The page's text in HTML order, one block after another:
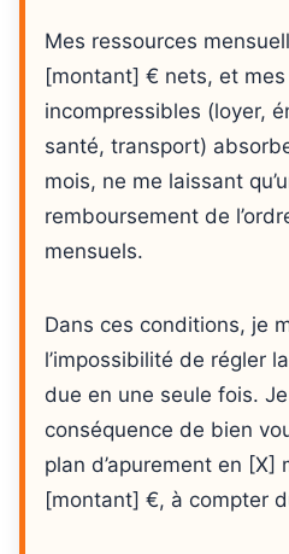
Mes ressources
[montant] € nets, et mes
incompressibles (loyer,
santé, transport)
mois, ne me laissant
remboursement de
mensuels.
Dans ces conditions, je
l’impossibilité de régler
due en une seule fois.
conséquence de bien
plan d’apurement en [X]
[montant] €, à compter